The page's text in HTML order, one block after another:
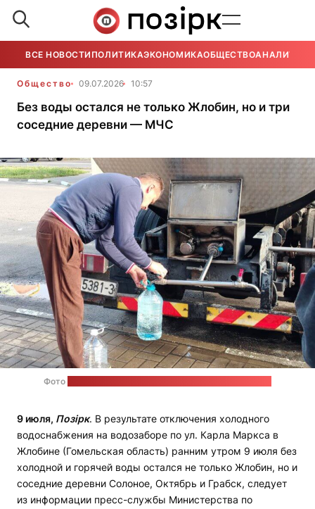
ВСЕ НОВОСТИ ПОЛИТИКАЭКОНОМИКАОБЩЕСТВОАНАЛИТИКА
Общество 09.07.2026 10:57
Без воды остался не только Жлобин, но и три
соседние деревни — МЧС
Фото
9 июля, Позірк. В результате отключения холодного
водоснабжения на водозаборе по ул. Карла Маркса в
Жлобине (Гомельская область) ранним утром 9 июля без
холодной и горячей воды остался не только Жлобин, но и
соседние деревни Солоное, Октябрь и Грабск, следует
из информации пресс-службы Министерства по